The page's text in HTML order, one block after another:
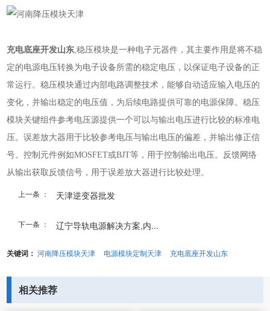
充电底座开发山东,稳压模块是一种电子元器件，其主要作用是将不稳
定的电源电压转换为电子设备所需的稳定电压，以保证电子设备的正
常运行。稳压模块通过内部电路调整技术，能够自动适应输入电压的
变化，并输出稳定的电压值，为后续电路提供可靠的电源保障。稳压
模块关键组件参考电压源提供一个可以与输出电压进行比较的标准电
压。误差放大器用于比较参考电压与输出电压的偏差，并输出修正信
号。控制元件例如MOSFET或BJT等，用于控制输出电压。反馈网络
从输出获取反馈信号，用于误差放大器进行比较处理。
上一条 ： 天津逆变器批发
下一条 ： 辽宁导轨电源解决方案,内...
关键词：河南降压模块天津 电源模块定制天津 充电底座开发山东
相关推荐